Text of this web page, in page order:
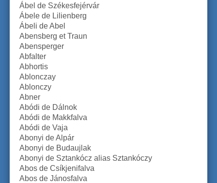
Ábel de Székesfejérvár
Ábele de Lilienberg
Ábeli de Abel
Abensberg et Traun
Abensperger
Abfalter
Abhortis
Ablonczay
Ablonczy
Abner
Abódi de Dálnok
Abódi de Makkfalva
Abódi de Vaja
Abonyi de Alpár
Abonyi de Budaujlak
Abonyi de Sztankócz alias Sztankóczy
Abos de Csíkjenifalva
Abos de Jánosfalva